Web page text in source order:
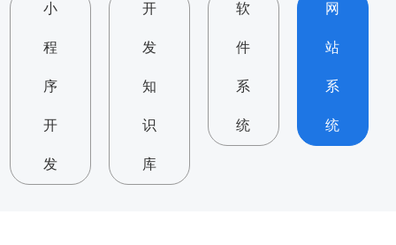
小
程
序
开
发
开
发
知
识
库
软
件
系
统
网
站
系
统